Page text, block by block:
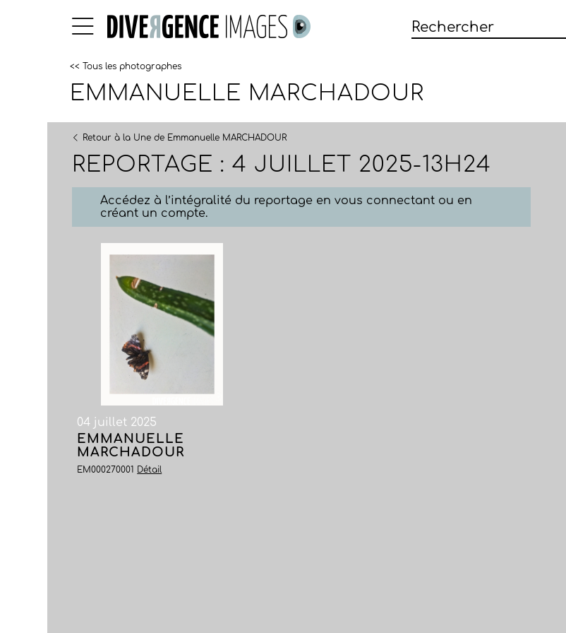
<< Tous les photographes
EMMANUELLE MARCHADOUR
Retour à la Une de Emmanuelle MARCHADOUR
REPORTAGE : 4 JUILLET 2025-13H24
Accédez à l’intégralité du reportage en vous connectant ou en
créant un compte.
04 juillet 2025
EMMANUELLE
MARCHADOUR
EM000270001 Détail